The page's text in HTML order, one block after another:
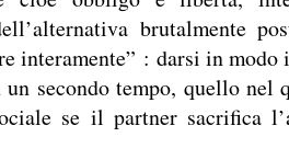
brutalmente
interamente” : darsi in modo
secondo tempo, quello nel
se il partner sacrifica